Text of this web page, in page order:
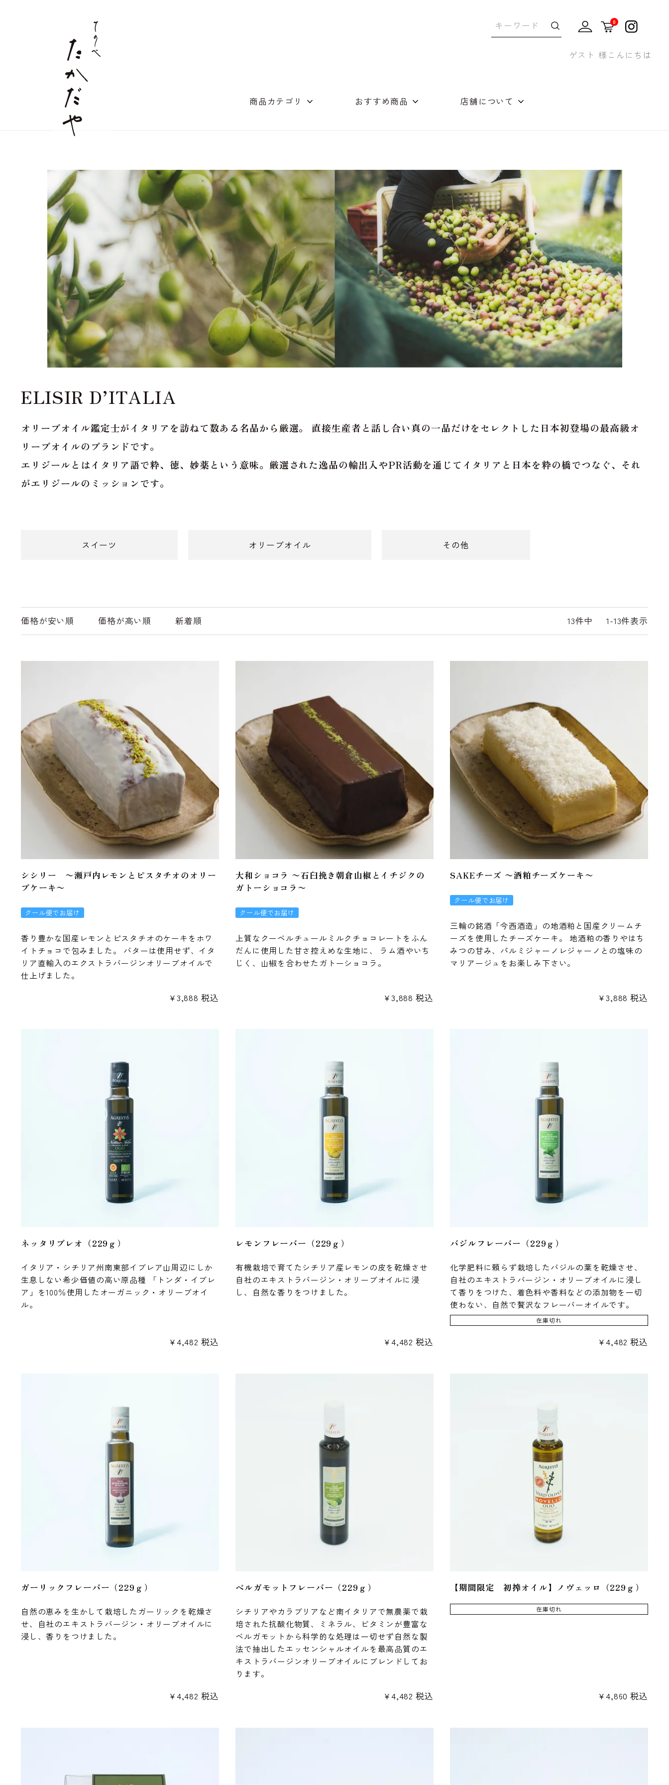
商品カテゴリ
つゆ
スイーツ その他
おすすめ商品 店舗について
0
ゲスト 様こんにちは
ELISIR D’ITALIA
オリーブオイル鑑定士がイタリアを訪ねて数ある名品から厳選。 直接生産者と話し合い真の一品だけをセレクトした日本初登場の最高級オ
リーブオイルのブランドです。
エリジールとはイタリア語で粋、徳、妙薬という意味。厳選された逸品の輸出入やPR活動を通じてイタリアと日本を粋の橋でつなぐ、それ
がエリジールのミッションです。
スイーツ オリーブオイル その他
価格が安い順 価格が高い順 新着順 13件中 1-13件表示
シシリー 〜瀬戸内レモンとピスタチオのオリー
ブケーキ〜
クール便でお届け
香り豊かな国産レモンとピスタチオのケーキをホワ
イトチョコで包みました。 バターは使用せず、イタ
リア直輸入のエクストラバージンオリーブオイルで
仕上げました。
¥3,888 税込
大和ショコラ 〜石臼挽き朝倉山椒とイチジクの
ガトーショコラ〜
クール便でお届け
上質なクーベルチュールミルクチョコレートをふん
だんに使用した甘さ控えめな生地に、 ラム酒やいち
じく、山椒を合わせたガトーショコラ。
¥3,888 税込
SAKEチーズ 〜酒粕チーズケーキ〜
クール便でお届け
三輪の銘酒「今西酒造」の地酒粕と国産クリームチ
ーズを使用したチーズケーキ。 地酒粕の香りやはち
みつの甘み、パルミジャーノレジャーノとの塩味の
マリアージュをお楽しみ下さい。
¥3,888 税込
ネッタリブレオ（229ｇ）
イタリア・シチリア州南東部イブレア山周辺にしか
生息しない希少価値の高い原品種 「トンダ・イブレ
ア」を100％使用したオーガニック・オリーブオイ
ル。
¥ 4,482 税込
レモンフレーバー（229ｇ）
有機栽培で育てたシチリア産レモンの皮を乾燥させ
自社のエキストラバージン・オリーブオイルに浸
し、自然な香りをつけました。
¥ 4,482 税込
バジルフレーバー（229ｇ）
化学肥料に頼らず栽培したバジルの葉を乾燥させ、
自社のエキストラバージン・オリーブオイルに浸し
て香りをつけた、着色料や香料などの添加物を一切
使わない、自然で贅沢なフレーバーオイルです。
¥ 4,482 税込
在庫切れ
ガーリックフレーバー（229ｇ）
自然の恵みを生かして栽培したガーリックを乾燥さ
せ、自社のエキストラバージン・オリーブオイルに
浸し、香りをつけました。
¥ 4,482 税込
ベルガモットフレーバー（229ｇ）
シチリアやカラブリアなど南イタリアで無農薬で栽
培された抗酸化物質、ミネラル、ビタミンが豊富な
ベルガモットから科学的な処理は一切せず自然な製
法で抽出したエッセンシャルオイルを最高品質のエ
キストラバージンオリーブオイルにブレンドしてお
ります。
¥ 4,482 税込
【期間限定 初搾オイル】ノヴェッロ（229ｇ）
¥ 4,860 税込
在庫切れ